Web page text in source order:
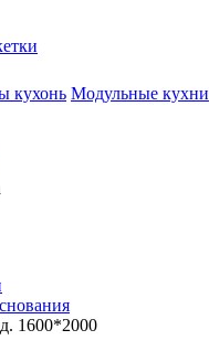
кухонь Модульные кухни
1600*2000